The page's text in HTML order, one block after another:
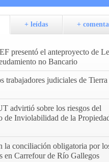
+ leídas +
presentó el anteproyecto de
no Bancario
trabajadores judiciales de Tierra
advirtió sobre los riesgos del
de Inviolabilidad de la
la conciliación obligatoria por
en Carrefour de Río Gallegos